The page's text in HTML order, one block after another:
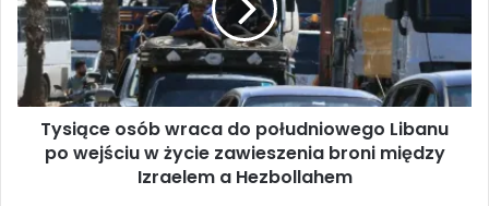
a
”
u
ą
c
e
o
s
Tysiące osób wraca do południowego Libanu
po wejściu w życie zawieszenia broni między
Izraelem a Hezbollahem